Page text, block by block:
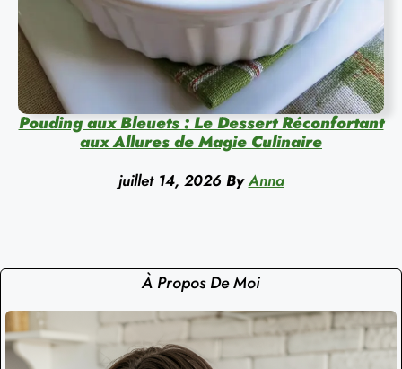
Pouding aux Bleuets : Le Dessert Réconfortant
aux Allures de Magie Culinaire
juillet 14, 2026 By Anna
À Propos De Moi